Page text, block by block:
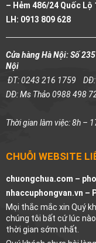
– Hẻm 486/24 Quốc Lộ
LH: 0913 809 628
Cửa hàng Hà Nội: Số
Nội
ĐT: 0243 216 1759
DĐ: Ms Thảo 0988 498
Thời gian làm việc: 8h –
CHUỖI WEBSITE
chuongchua.com –
nhaccuphongvan.vn –
Mọi thắc mắc xin Quý
chúng tôi bất cứ lúc
thời gian sớm nhất.